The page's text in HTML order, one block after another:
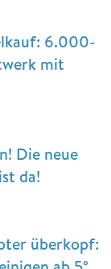
6.000-
mit
Die neue
da!
überkopf: